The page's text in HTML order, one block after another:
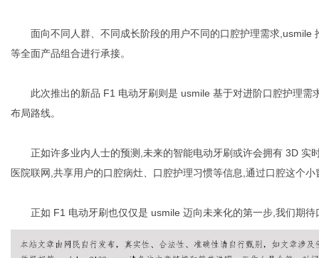
面向不同人群、不同成长阶段的用户不同的口腔护理需求,usmile
等全面产品组合进行承接。
此次推出的新品 F1 电动牙刷则是 usmile 基于对进阶口腔护理需
布局路线。
正如许多业内人士的预测,未来的智能电动牙刷或许会拥有 3D 实
医院联网,共享用户的口腔病灶、口腔护理习惯等信息,通过口腔这个
正如 F1 电动牙刷也仅仅是 usmile 迈向未来化的第一步,我们期待